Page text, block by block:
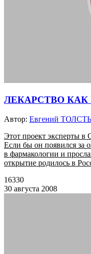
ЛЕКАРСТВО КАК
Автор: Евгений
Этот проект эксперты
Если бы он появился за
в фармакологии и
открытие родилось в
16330
30 августа 2008